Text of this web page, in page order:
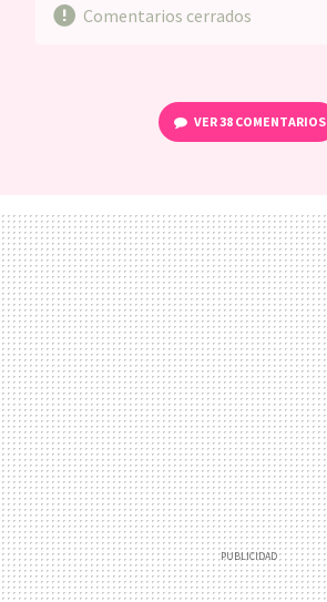
Comentarios cerrados
VER38 COMENTARIOS